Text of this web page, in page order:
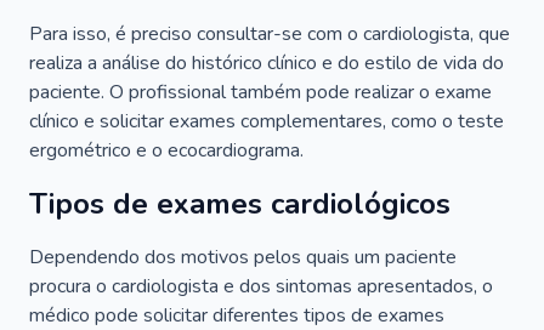
Para isso, é preciso consultar-se com o cardiologista, que
realiza a análise do histórico clínico e do estilo de vida do
paciente. O profissional também pode realizar o exame
clínico e solicitar exames complementares, como o teste
ergométrico e o ecocardiograma.
Tipos de exames cardiológicos
Dependendo dos motivos pelos quais um paciente
procura o cardiologista e dos sintomas apresentados, o
médico pode solicitar diferentes tipos de exames